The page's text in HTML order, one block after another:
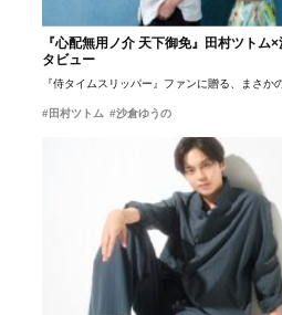
『心配無用ノ介 天下御免』田村ツトム
タビュー
『侍タイムスリッパー』ファンに贈る、まさ
#田村ツトム #沙倉ゆうの